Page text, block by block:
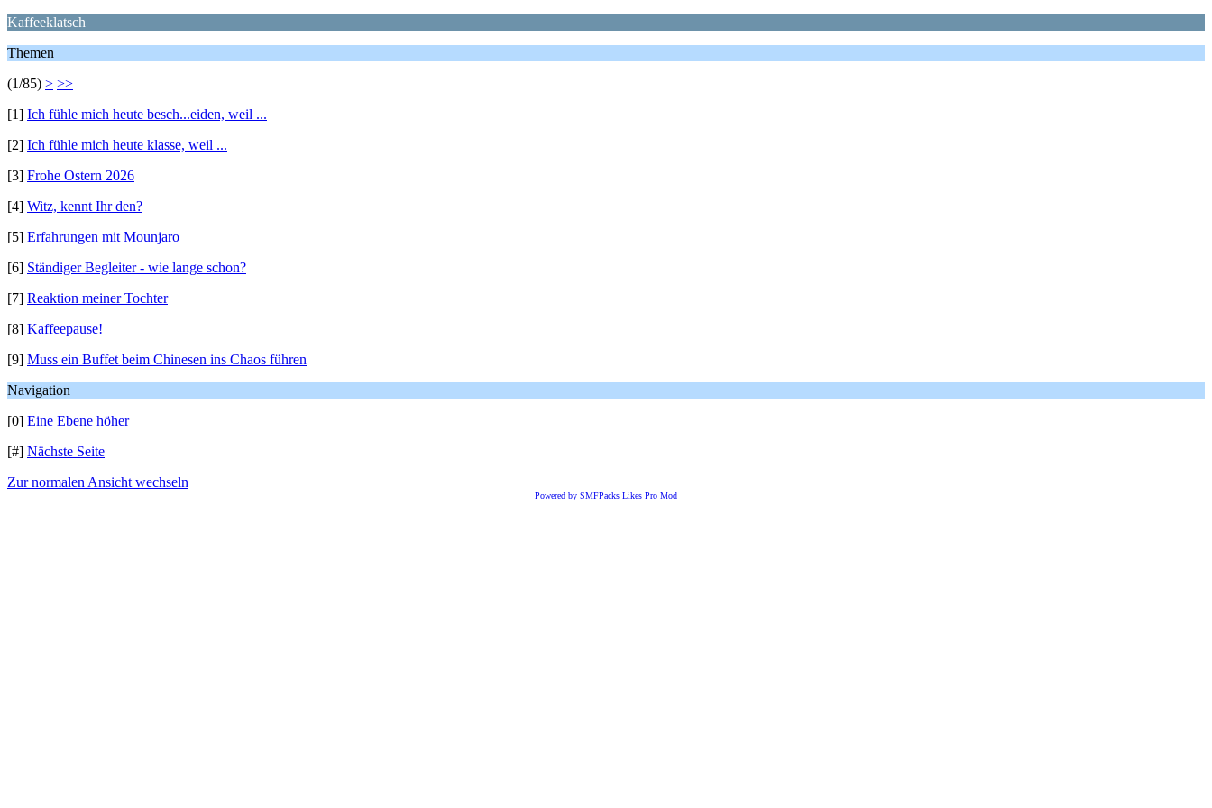
Kaffeeklatsch
Themen
(1/85) > >>
[1] Ich fühle mich heute besch...eiden, weil ...
[2] Ich fühle mich heute klasse, weil ...
[3] Frohe Ostern 2026
[4] Witz, kennt Ihr den?
[5] Erfahrungen mit Mounjaro
[6] Ständiger Begleiter - wie lange schon?
[7] Reaktion meiner Tochter
[8] Kaffeepause!
[9] Muss ein Buffet beim Chinesen ins Chaos führen
Navigation
[0] Eine Ebene höher
[#] Nächste Seite
Zur normalen Ansicht wechseln
Powered by SMFPacks Likes Pro Mod